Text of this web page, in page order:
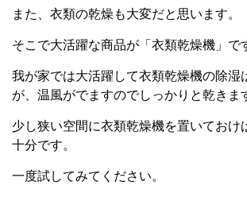
また、衣類の乾燥も大変だと思います。
そこで大活躍な商品が「衣類乾燥機」で
我が家では大活躍して衣類乾燥機の除湿
が、温風がでますのでしっかりと乾きま
少し狭い空間に衣類乾燥機を置いておけ
十分です。
一度試してみてください。